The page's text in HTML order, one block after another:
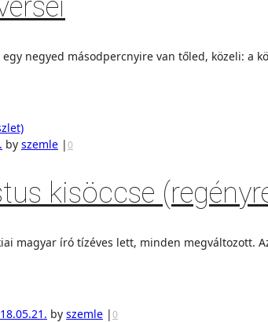
negyed másodpercnyire van tőled, közeli: a
by szemle |0
kisöccse
magyar író tízéves lett, minden megváltozott.
by szemle |0